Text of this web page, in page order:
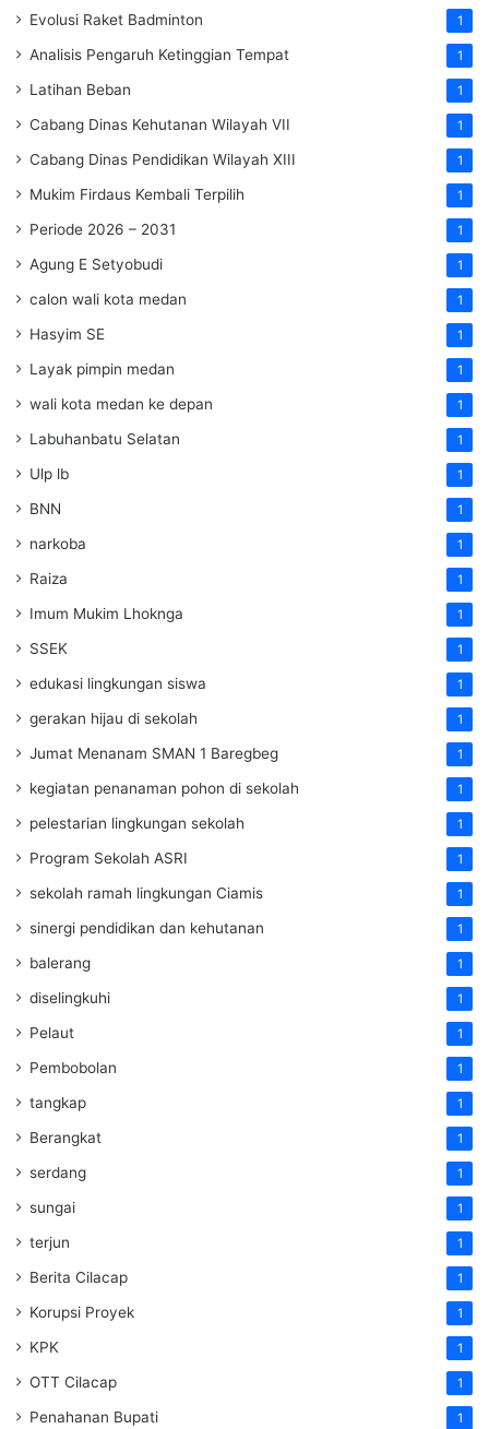
Evolusi Raket Badminton 1
Analisis Pengaruh Ketinggian Tempat 1
Latihan Beban 1
Cabang Dinas Kehutanan Wilayah VII 1
Cabang Dinas Pendidikan Wilayah XIII 1
Mukim Firdaus Kembali Terpilih 1
Periode 2026 – 2031 1
Agung E Setyobudi 1
calon wali kota medan 1
Hasyim SE 1
Layak pimpin medan 1
wali kota medan ke depan 1
Labuhanbatu Selatan 1
Ulp lb 1
BNN 1
narkoba 1
Raiza 1
Imum Mukim Lhoknga 1
SSEK 1
edukasi lingkungan siswa 1
gerakan hijau di sekolah 1
Jumat Menanam SMAN 1 Baregbeg 1
kegiatan penanaman pohon di sekolah 1
pelestarian lingkungan sekolah 1
Program Sekolah ASRI 1
sekolah ramah lingkungan Ciamis 1
sinergi pendidikan dan kehutanan 1
balerang 1
diselingkuhi 1
Pelaut 1
Pembobolan 1
tangkap 1
Berangkat 1
serdang 1
sungai 1
terjun 1
Berita Cilacap 1
Korupsi Proyek 1
KPK 1
OTT Cilacap 1
Penahanan Bupati 1